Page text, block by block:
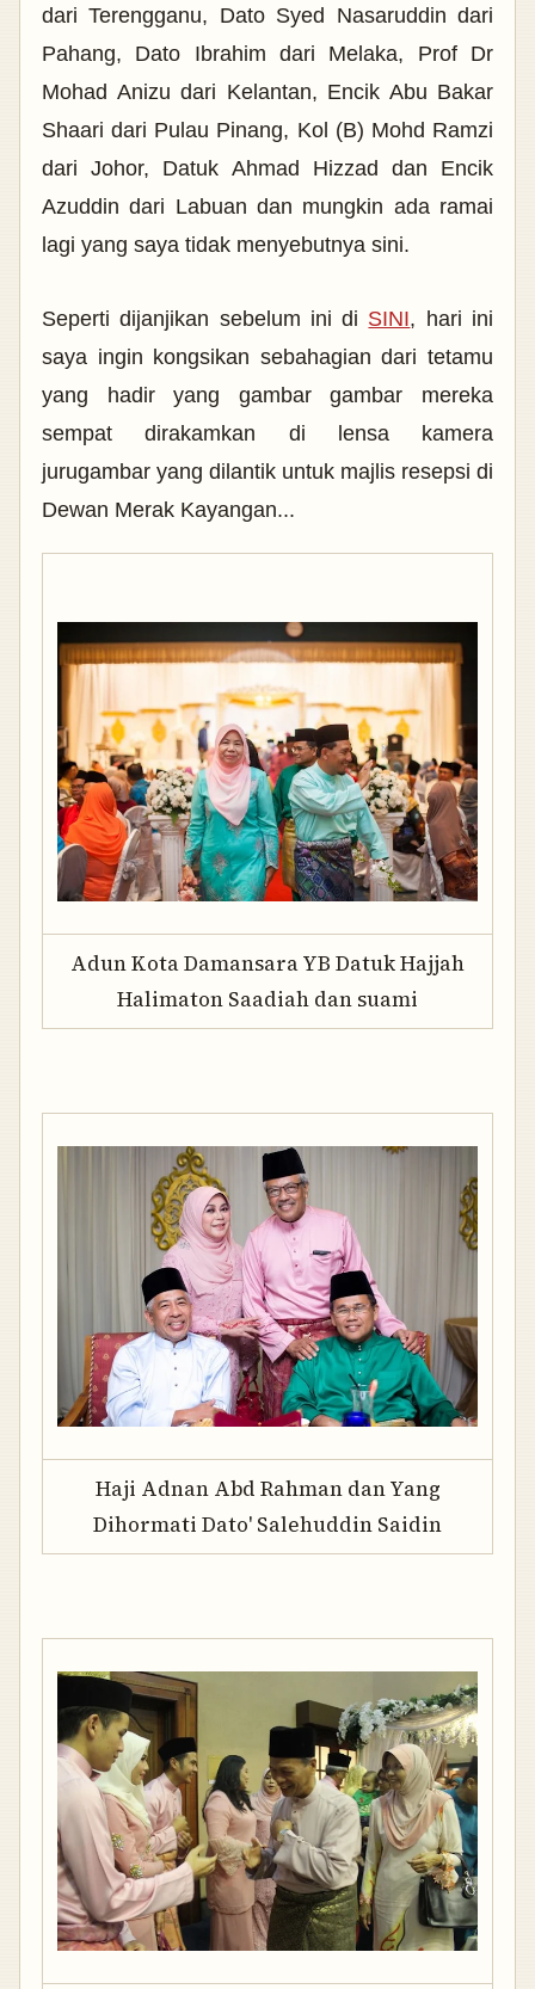
dari Terengganu, Dato Syed Nasaruddin dari
Pahang, Dato Ibrahim dari Melaka, Prof Dr
Mohad Anizu dari Kelantan, Encik Abu Bakar
Shaari dari Pulau Pinang, Kol (B) Mohd Ramzi
dari Johor, Datuk Ahmad Hizzad dan Encik
Azuddin dari Labuan dan mungkin ada ramai
lagi yang saya tidak menyebutnya sini.
Seperti dijanjikan sebelum ini di SINI, hari ini
saya ingin kongsikan sebahagian dari tetamu
yang hadir yang gambar gambar mereka
sempat dirakamkan di lensa kamera
jurugambar yang dilantik untuk majlis resepsi di
Dewan Merak Kayangan...
Adun Kota Damansara YB Datuk Hajjah
Halimaton Saadiah dan suami
Haji Adnan Abd Rahman dan Yang
Dihormati Dato' Salehuddin Saidin